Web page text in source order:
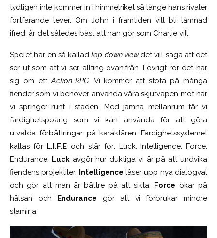
tydligen inte kommer in i himmelriket så länge hans rivaler
fortfarande lever. Om John i framtiden vill bli lämnad
ifred, är det således bäst att han gör som Charlie vill.
Spelet har en så kalladtop down viewdet vill säga att det
ser ut som att vi ser allting ovanifrån. I övrigt rör det här
sig om ettAction-RPG. Vi kommer att stöta på många
fiender som vi behöver använda våra skjutvapen mot när
vi springer runt i staden. Med jämna mellanrum får vi
färdighetspoäng som vi kan använda för att göra
utvalda förbättringar på karaktären. Färdighetssystemet
kallas för L.I.F.E och står för: Luck, Intelligence, Force,
Endurance. Luckavgör hur duktiga vi är på att undvika
fiendens projektiler. Intelligence låser upp nya dialogval
och gör att man är bättre på att sikta. Force ökar på
hälsan och Endurance gör att vi förbrukar mindre
stamina.